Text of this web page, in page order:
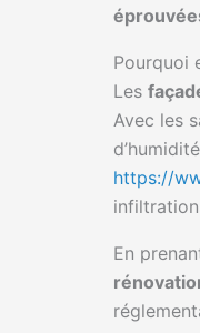
Pourquoi
Les
Avec les
https://
En